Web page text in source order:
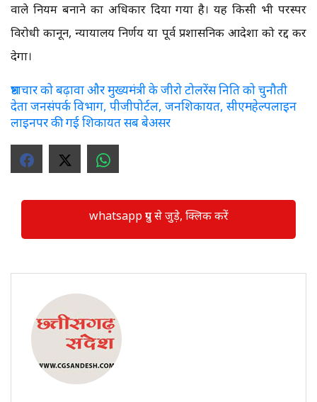
वाले नियम बनाने का अधिकार दिया गया है। यह किसी भी परस्पर
विरोधी कानून, न्यायालय निर्णय या पूर्व प्रशासनिक आदेशों को रद्द कर
देगा।
भ्रष्टाचार को बढ़ावा और मुख्यमंत्री के जीरो टोलरेंस निति को चुनौती
देता जनसंपर्क विभाग, पीजीपोर्टल, जनशिकायत, सीएमहेल्पलाइन
लाइनपर की गई शिकायत सब बेअसर
whatsapp ग्रुप से जुड़े, क्लिक करें